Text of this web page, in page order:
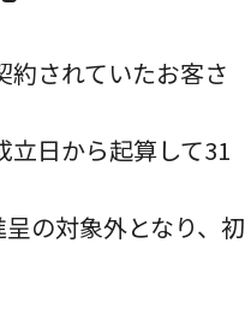
されていたお客さ
日から起算して31
の対象外となり、初